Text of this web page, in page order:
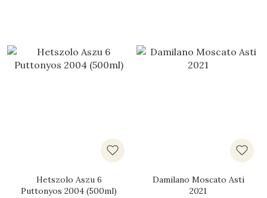
Hetszolo Aszu 6
Puttonyos 2004 (500ml)
Damilano Moscato Asti
2021